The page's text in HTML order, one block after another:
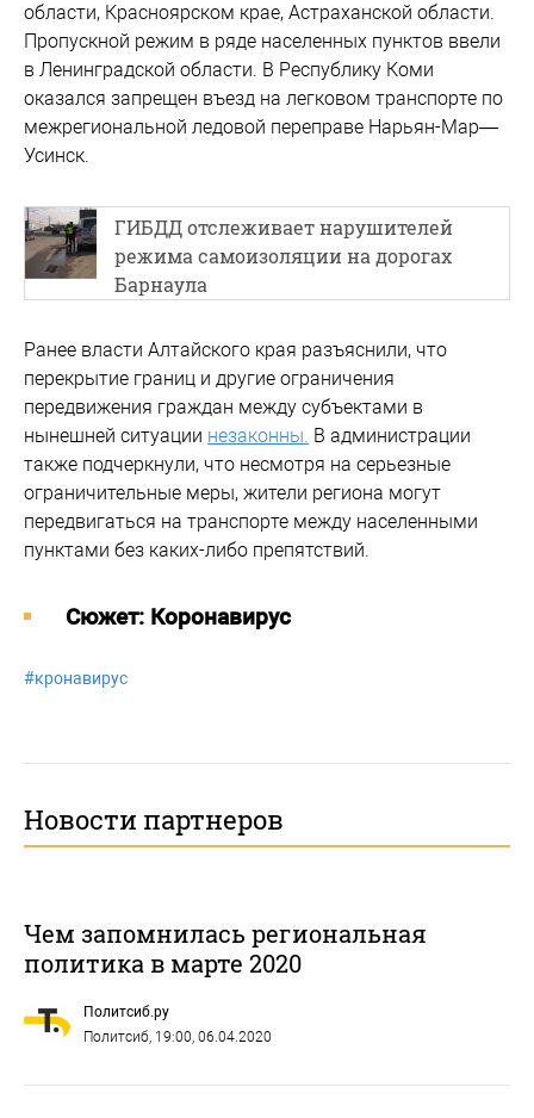
области, Красноярском крае, Астраханской области.
Пропускной режим в ряде населенных пунктов ввели
в Ленинградской области. В Республику Коми
оказался запрещен въезд на легковом транспорте по
межрегиональной ледовой переправе Нарьян-Мар—
Усинск.
ГИБДД отслеживает нарушителей
режима самоизоляции на дорогах
Барнаула
Ранее власти Алтайского края разъяснили, что
перекрытие границ и другие ограничения
передвижения граждан между субъектами в
нынешней ситуации незаконны. В администрации
также подчеркнули, что несмотря на серьезные
ограничительные меры, жители региона могут
передвигаться на транспорте между населенными
пунктами без каких-либо препятствий.
Cюжет: Коронавирус
#кронавирус
Новости партнеров
Чем запомнилась региональная
политика в марте 2020
Политсиб.ру
Политсиб, 19:00, 06.04.2020